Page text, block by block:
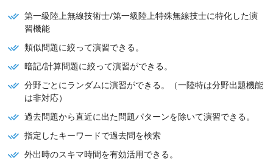
第一級陸上無線技術士/第一級陸上特殊無線技士に特化した演
習機能
類似問題に絞って演習できる。
暗記/計算問題に絞って演習ができる。
分野ごとにランダムに演習ができる。（一陸特は分野出題機能
は非対応）
過去問題から直近に出た問題パターンを除いて演習できる。
指定したキーワードで過去問を検索
外出時のスキマ時間を有効活用できる。